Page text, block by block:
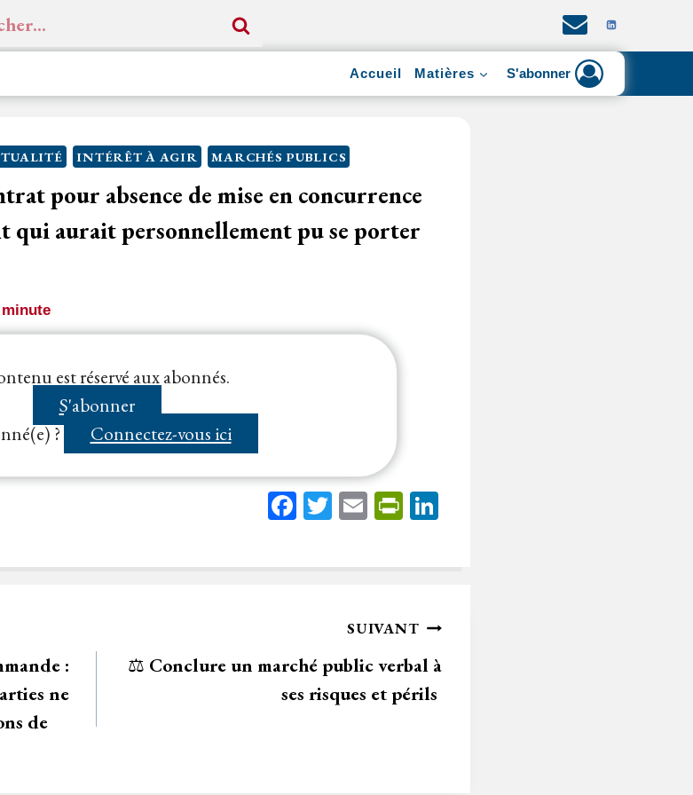
:
Accueil Matières S'abonner
INTÉRÊT À AGIR MARCHÉS PUBLICS
pour absence de mise en concurrence
qui aurait personnellement pu se porter
minute
à conclure le contrat
, alors même qu'il n'aurait pas
comme ayant...
est réservé aux abonnés.
S'abonner
?
Connectez-vous ici
Fa
bo
T
tt
E
ail
Pr
tF
n
y
ed
:
ne
de
SUIVANT
⚖️ Conclure un marché public verbal à
ses risques et périls